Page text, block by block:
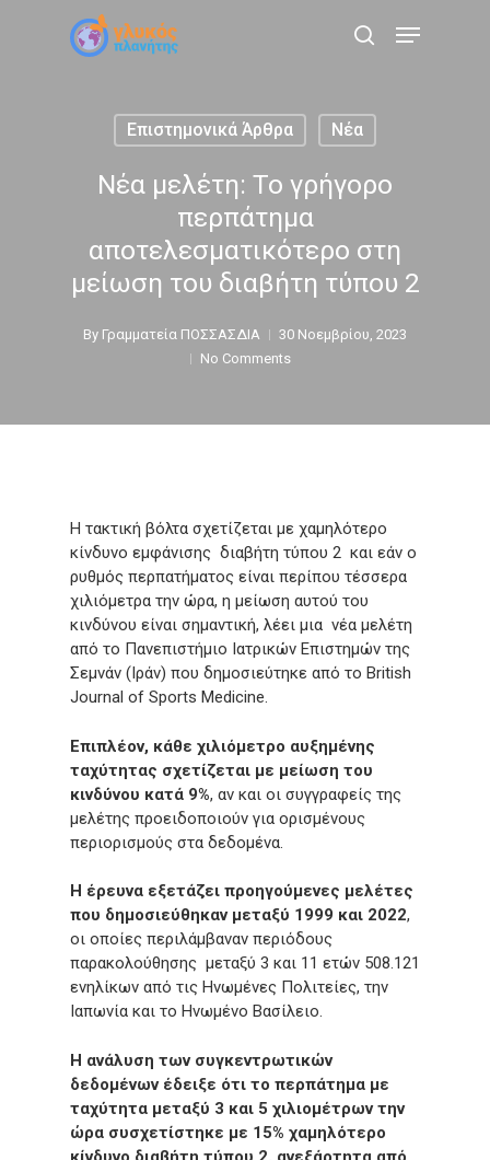
search
Menu
Επιστημονικά Άρθρα Νέα
Νέα μελέτη: Το γρήγορο
περπάτημα
αποτελεσματικότερο στη
μείωση του διαβήτη τύπου 2
By Γραμματεία ΠΟΣΣΑΣΔΙΑ
30 Νοεμβρίου, 2023
No Comments
Η τακτική βόλτα σχετίζεται με χαμηλότερο
κίνδυνο εμφάνισης διαβήτη τύπου 2 και εάν ο
ρυθμός περπατήματος είναι περίπου τέσσερα
χιλιόμετρα την ώρα, η μείωση αυτού του
κινδύνου είναι σημαντική, λέει μια νέα μελέτη
από το Πανεπιστήμιο Ιατρικών Επιστημών της
Σεμνάν (Ιράν) που δημοσιεύτηκε από το British
Journal of Sports Medicine.
Επιπλέον, κάθε χιλιόμετρο αυξημένης
ταχύτητας σχετίζεται με μείωση του
κινδύνου κατά 9%, αν και οι συγγραφείς της
μελέτης προειδοποιούν για ορισμένους
περιορισμούς στα δεδομένα.
Η έρευνα εξετάζει προηγούμενες μελέτες
που δημοσιεύθηκαν μεταξύ 1999 και 2022,
οι οποίες περιλάμβαναν περιόδους
παρακολούθησης μεταξύ 3 και 11 ετών 508.121
ενηλίκων από τις Ηνωμένες Πολιτείες, την
Ιαπωνία και το Ηνωμένο Βασίλειο.
Η ανάλυση των συγκεντρωτικών
δεδομένων έδειξε ότι το περπάτημα με
ταχύτητα μεταξύ 3 και 5 χιλιομέτρων την
ώρα συσχετίστηκε με 15% χαμηλότερο